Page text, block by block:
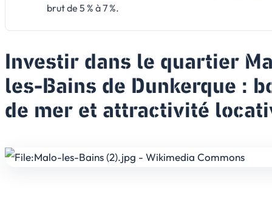
brut de 5 % à 7 %.
Investir dans le quartier
les-Bains de Dunkerque :
de mer et attractivité